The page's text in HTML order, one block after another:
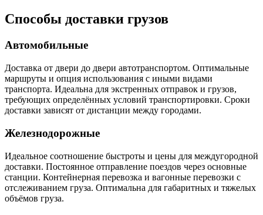
Способы доставки грузов
Автомобильные
Доставка от двери до двери автотранспортом. Оптимальные
маршруты и опция использования с иными видами
транспорта. Идеальна для экстренных отправок и грузов,
требующих определённых условий транспортировки. Сроки
доставки зависят от дистанции между городами.
Железнодорожные
Идеальное соотношение быстроты и цены для междугородной
доставки. Постоянное отправление поездов через основные
станции. Контейнерная перевозка и вагонные перевозки с
отслеживанием груза. Оптимальна для габаритных и тяжелых
объёмов груза.